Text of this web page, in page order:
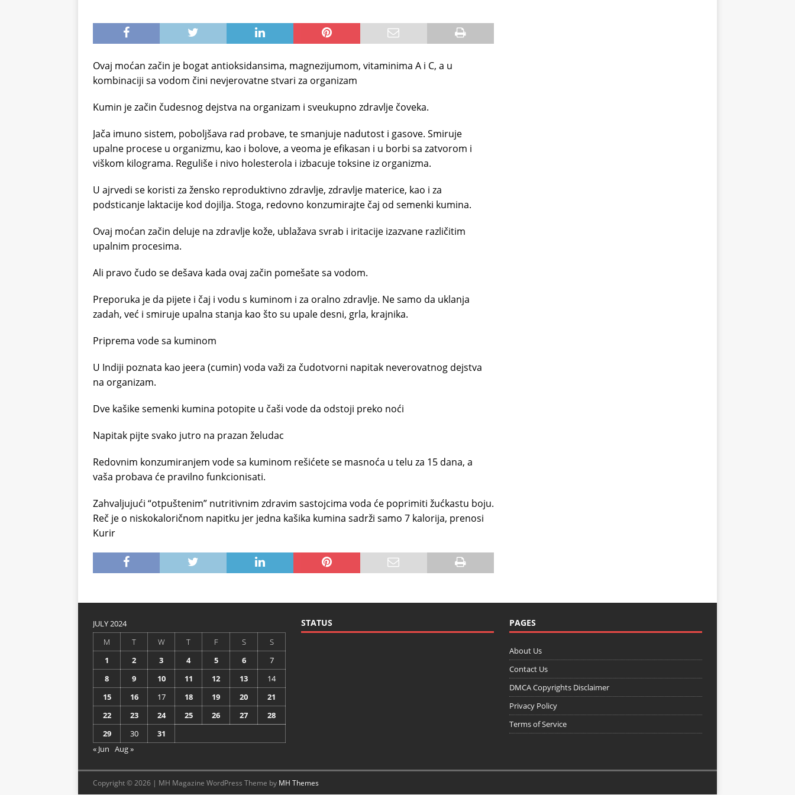
Ovaj moćan začin je bogat antioksidansima, magnezijumom, vitaminima A i C, a u
kombinaciji sa vodom čini nevjerovatne stvari za organizam
Kumin je začin čudesnog dejstva na organizam i sveukupno zdravlje čoveka.
Jača imuno sistem, poboljšava rad probave, te smanjuje nadutost i gasove. Smiruje
upalne procese u organizmu, kao i bolove, a veoma je efikasan i u borbi sa zatvorom i
viškom kilograma. Reguliše i nivo holesterola i izbacuje toksine iz organizma.
U ajrvedi se koristi za žensko reproduktivno zdravlje, zdravlje materice, kao i za
podsticanje laktacije kod dojilja. Stoga, redovno konzumirajte čaj od semenki kumina.
Ovaj moćan začin deluje na zdravlje kože, ublažava svrab i iritacije izazvane različitim
upalnim procesima.
Ali pravo čudo se dešava kada ovaj začin pomešate sa vodom.
Preporuka je da pijete i čaj i vodu s kuminom i za oralno zdravlje. Ne samo da uklanja
zadah, već i smiruje upalna stanja kao što su upale desni, grla, krajnika.
Priprema vode sa kuminom
U Indiji poznata kao jeera (cumin) voda važi za čudotvorni napitak neverovatnog dejstva
na organizam.
Dve kašike semenki kumina potopite u čaši vode da odstoji preko noći
Napitak pijte svako jutro na prazan želudac
Redovnim konzumiranjem vode sa kuminom rešićete se masnoća u telu za 15 dana, a
vaša probava će pravilno funkcionisati.
Zahvaljujući “otpuštenim” nutritivnim zdravim sastojcima voda će poprimiti žućkastu boju.
Reč je o niskokaloričnom napitku jer jedna kašika kumina sadrži samo 7 kalorija, prenosi
Kurir
JULY 2024
M
T W T F S
S
1
2 3 4 5 6
7
8
9 10 11 12 13
14
15
16 17 18 19 20
21
22
23 24 25 26 27
28
29
30
31
« Jun Aug »
STATUS PAGES
About Us
Contact Us
DMCA Copyrights Disclaimer
Privacy Policy
Terms of Service
Copyright © 2026 | MH Magazine WordPress Theme by MH Themes